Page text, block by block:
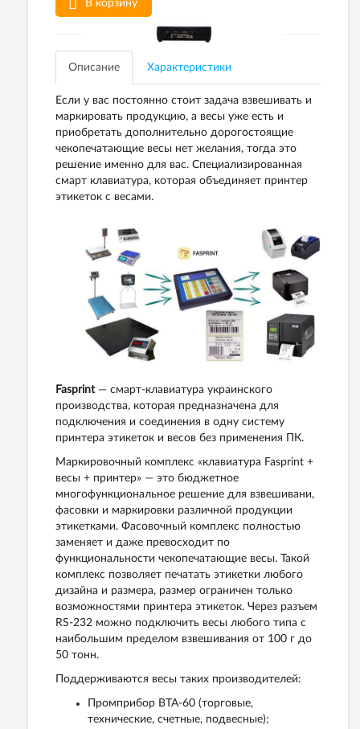
В корзину
Описание Характеристики
Если у вас постоянно стоит задача взвешивать и
маркировать продукцию, а весы уже есть и
приобретать дополнительно дорогостоящие
чекопечатающие весы нет желания, тогда это
решение именно для вас. Специализированная
смарт клавиатура, которая объединяет принтер
этикеток с весами.
Fasprint— смарт-клавиатура украинского
производства, которая предназначена для
подключения и соединения в одну систему
принтера этикеток и весов без применения ПК.
Маркировочный комплекс «клавиатура Fasprint +
весы + принтер» — это бюджетное
многофункциональное решение для взвешивани,
фасовки и маркировки различной продукции
этикетками. Фасовочный комплекс полностью
заменяет и даже превосходит по
функциональности чекопечатающие весы. Такой
комплекс позволяет печатать этикетки любого
дизайна и размера, размер ограничен только
возможностями принтера этикеток. Через разъем
RS-232 можно подключить весы любого типа с
наибольшим пределом взвешивания от 100 г до
50 тонн.
Поддерживаются весы таких производителей:
Промприбор ВТА-60 (торговые,
технические, счетные, подвесные);